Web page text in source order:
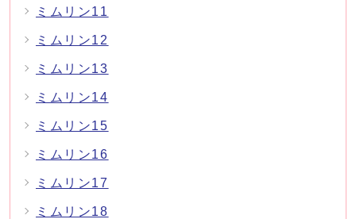
ミムリン11
ミムリン12
ミムリン13
ミムリン14
ミムリン15
ミムリン16
ミムリン17
ミムリン18